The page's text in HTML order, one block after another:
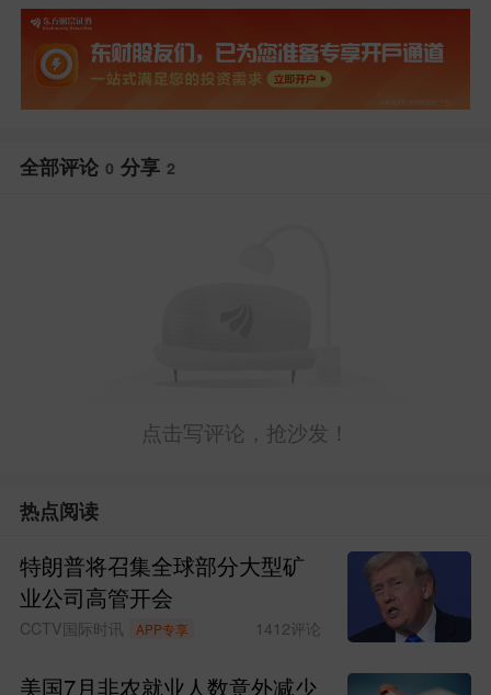
地。
“根本性分歧”仍存
森、格陵兰岛自治政府外交部长薇薇安·莫
态度。但这场会谈并未能动摇特朗普及其
团队执意掌控格陵兰岛的立场。
拉斯穆森称，通过这次会晤未能改变
美国在格陵兰岛问题上的立场
全部评论 0 分享 2
点击写评论，抢沙发！
热点阅读
特朗普将召集全球部分大型矿
业公司高管开会
CCTV国际时讯 APP专享 1412评论
美国7月非农就业人数意外减少